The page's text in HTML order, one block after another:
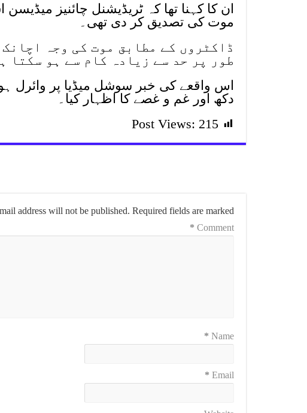
ان کا کہنا تھا کہ ٹریڈیشنل چائنیز
موت کی تصدیق کر دی تھی۔
ڈاکٹروں کے مطابق موت کی وجہ
طور پر حد سے زیادہ کام سے ہو سکتا
اس واقعے کی خبر سوشل میڈیا پر وائرل
دکھ اور غم و غصے کا اظہار کیا۔
Post Views: 215
address will not be published. Required fields are marked
Comment
*
Name
*
Email
*